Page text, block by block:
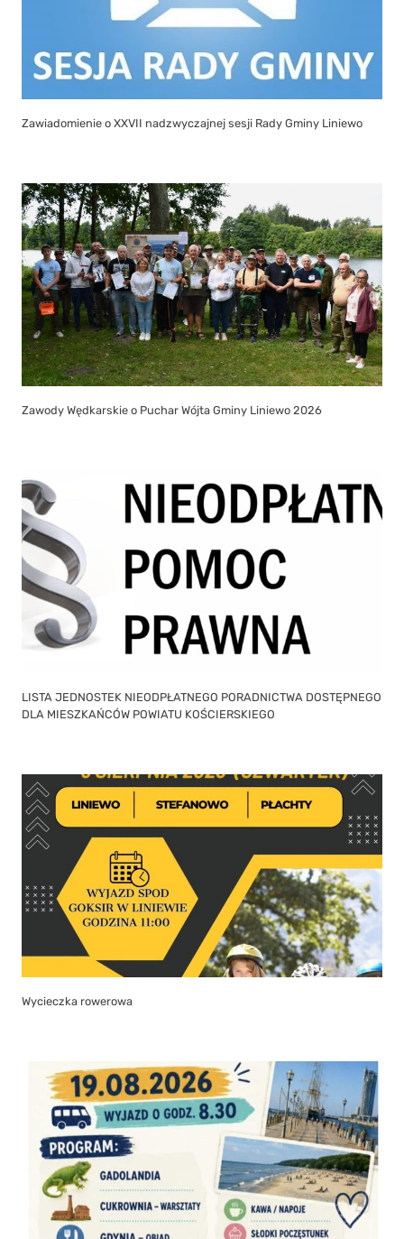
Zawiadomienie o XXVII nadzwyczajnej sesji Rady Gminy Liniewo
Zawody Wędkarskie o Puchar Wójta Gminy Liniewo 2026
LISTA JEDNOSTEK NIEODPŁATNEGO PORADNICTWA DOSTĘPNEGO
DLA MIESZKAŃCÓW POWIATU KOŚCIERSKIEGO
Wycieczka rowerowa